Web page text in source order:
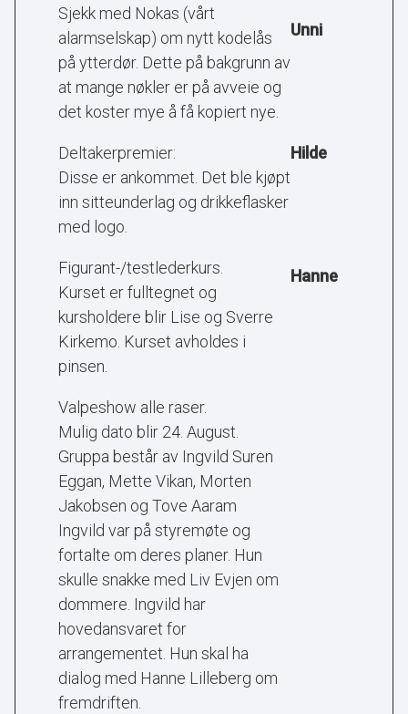
Sjekk med Nokas (vårt
alarmselskap) om nytt kodelås
på ytterdør. Dette på bakgrunn av
at mange nøkler er på avveie og
det koster mye å få kopiert nye.
Deltakerpremier:
Disse er ankommet. Det ble kjøpt
inn sitteunderlag og drikkeflasker
med logo.
Figurant-/testlederkurs.
Kurset er fulltegnet og
kursholdere blir Lise og Sverre
Kirkemo. Kurset avholdes i
pinsen.
Valpeshow alle raser.
Mulig dato blir 24. August.
Gruppa består av Ingvild Suren
Eggan, Mette Vikan, Morten
Jakobsen og Tove Aaram
Ingvild var på styremøte og
fortalte om deres planer. Hun
skulle snakke med Liv Evjen om
dommere. Ingvild har
hovedansvaret for
arrangementet. Hun skal ha
dialog med Hanne Lilleberg om
fremdriften.
Unni
Hilde
Hanne